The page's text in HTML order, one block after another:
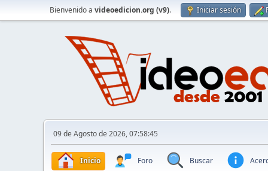
Bienvenido a videoedicion.org (v9). Iniciar sesión
09 de Agosto de 2026, 07:58:45
Inicio Foro Buscar